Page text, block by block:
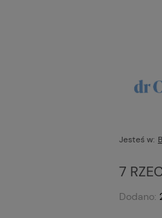
Jesteś w:
7
Dodano: